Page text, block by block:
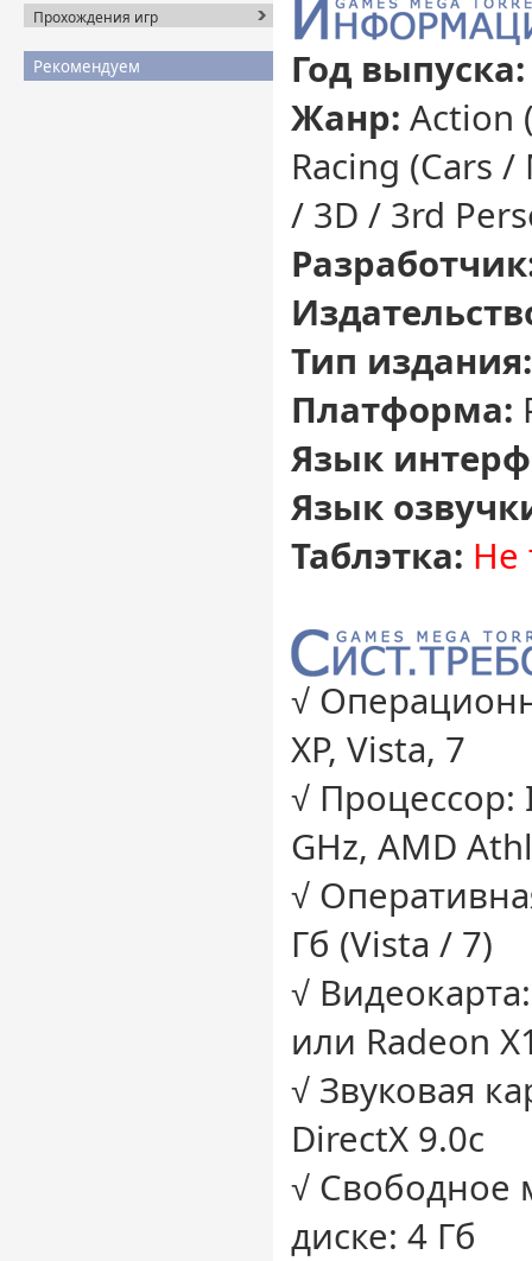
Прохождения игр
Рекомендуем
Год
Жанр: Action
Racing (Cars
/ 3D / 3rd
Тип издания:
Платформа:
Язык
Язык
Таблэтка: Не
√
XP, Vista, 7
√
GHz, AMD
√
Гб (Vista / 7)
√
или Radeon
√ Звуковая
DirectX 9.0c
√ Свободное
диске: 4 Гб